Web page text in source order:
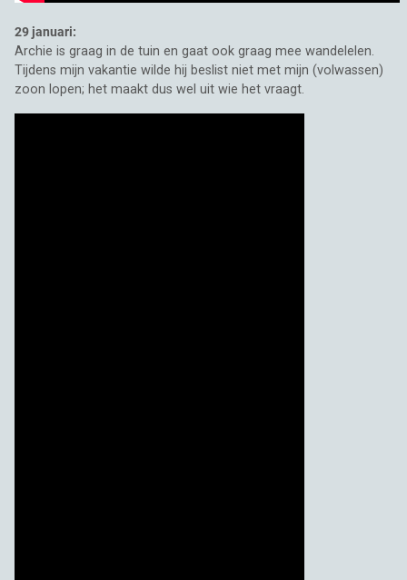
29 januari:
Archie is graag in de tuin en gaat ook graag mee wandelelen.
Tijdens mijn vakantie wilde hij beslist niet met mijn (volwassen)
zoon lopen; het maakt dus wel uit wie het vraagt.